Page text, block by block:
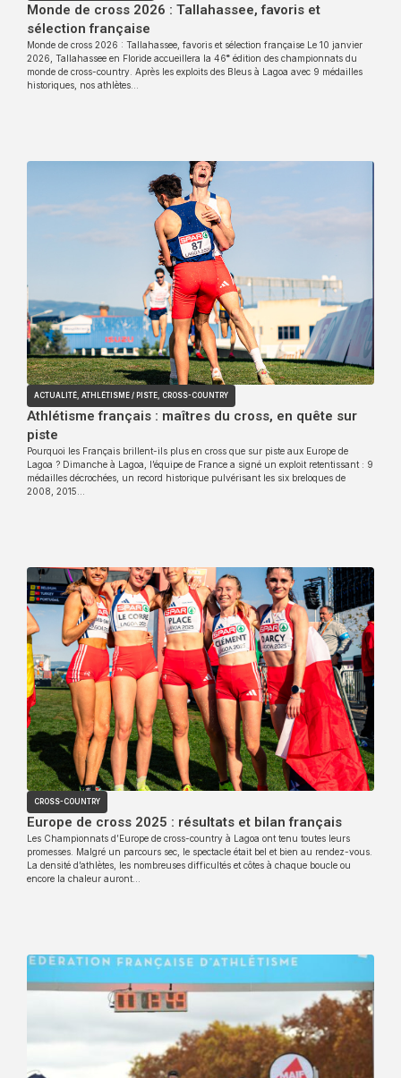
Monde de cross 2026 : Tallahassee, favoris et
sélection française
Monde de cross 2026 : Tallahassee, favoris et sélection française Le 10 janvier
2026, Tallahassee en Floride accueillera la 46ᵉ édition des championnats du
monde de cross-country. Après les exploits des Bleus à Lagoa avec 9 médailles
historiques, nos athlètes…
ACTUALITÉ ATHLÉTISME / PISTE CROSS-COUNTRY
Athlétisme français : maîtres du cross, en quête sur
piste
Pourquoi les Français brillent-ils plus en cross que sur piste aux Europe de
Lagoa ? Dimanche à Lagoa, l’équipe de France a signé un exploit retentissant : 9
médailles décrochées, un record historique pulvérisant les six breloques de
2008, 2015…
CROSS-COUNTRY
Europe de cross 2025 : résultats et bilan français
Les Championnats d’Europe de cross-country à Lagoa ont tenu toutes leurs
promesses. Malgré un parcours sec, le spectacle était bel et bien au rendez-vous.
La densité d’athlètes, les nombreuses difficultés et côtes à chaque boucle ou
encore la chaleur auront…